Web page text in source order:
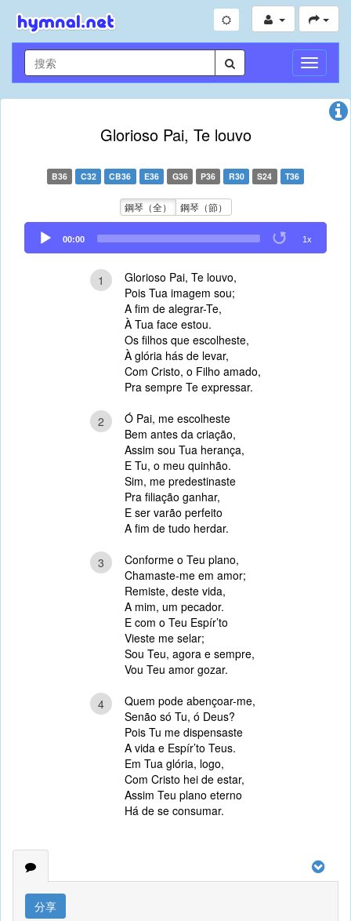
切
換
導
Glorioso Pai, Te louvo
B36 C32 CB36 E36 G36 P36 R30 S24 T36
鋼琴（全） 鋼琴（節）
Audio
Player
00:00 1x
1
Glorioso Pai, Te louvo,
Pois Tua imagem sou;
A fim de alegrar-Te,
À Tua face estou.
Os filhos que escolheste,
À glória hás de levar,
Com Cristo, o Filho amado,
Pra sempre Te expressar.
2
Ó Pai, me escolheste
Bem antes da criação,
Assim sou Tua herança,
E Tu, o meu quinhão.
Sim, me predestinaste
Pra filiação ganhar,
E ser varão perfeito
A fim de tudo herdar.
3
Conforme o Teu plano,
Chamaste-me em amor;
Remiste, deste vida,
A mim, um pecador.
E com o Teu Espír’to
Vieste me selar;
Sou Teu, agora e sempre,
Vou Teu amor gozar.
4
Quem pode abençoar-me,
Senão só Tu, ó Deus?
Pois Tu me dispensaste
A vida e Espír’to Teus.
Em Tua glória, logo,
Com Cristo hei de estar,
Assim Teu plano eterno
Há de se consumar.
分享